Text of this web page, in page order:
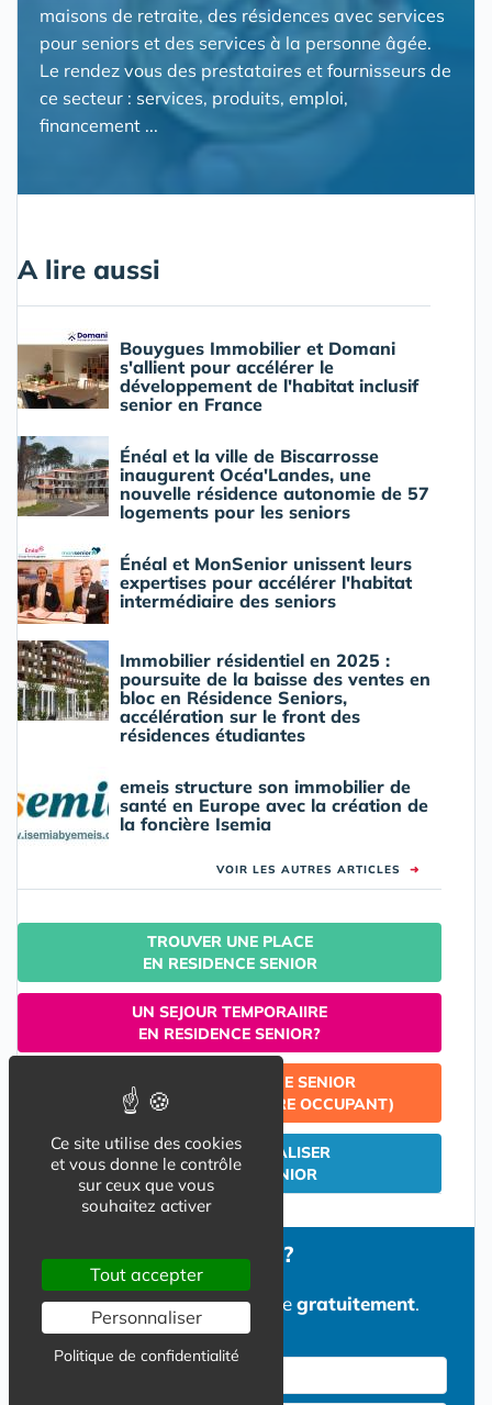
maisons de retraite, des résidences avec services
pour seniors et des services à la personne âgée.
Le rendez vous des prestataires et fournisseurs de
ce secteur : services, produits, emploi,
financement ...
A lire aussi
Bouygues Immobilier et Domani
s'allient pour accélérer le
développement de l'habitat inclusif
senior en France
Énéal et la ville de Biscarrosse
inaugurent Océa'Landes, une
nouvelle résidence autonomie de 57
logements pour les seniors
Énéal et MonSenior unissent leurs
expertises pour accélérer l'habitat
intermédiaire des seniors
Immobilier résidentiel en 2025 :
poursuite de la baisse des ventes en
bloc en Résidence Seniors,
accélération sur le front des
résidences étudiantes
emeis structure son immobilier de
santé en Europe avec la création de
la foncière Isemia
VOIR LES AUTRES ARTICLES ➜
TROUVER UNE PLACE
EN RESIDENCE SENIOR
UN SEJOUR TEMPORAIIRE
EN RESIDENCE SENIOR?
ACHETER EN RESIDENCE SENIOR
POUR Y VIVRE (PROPRIETAIRE OCCUPANT)
INVESTIR & DEFISCALISER
EN RESIDENCE SENIOR
Besoin d'informations ?
Un conseiller vous recontactegratuitement.
Ce site utilise des cookies
et vous donne le contrôle
sur ceux que vous
souhaitez activer
Tout accepter
Personnaliser
Politique de confidentialité